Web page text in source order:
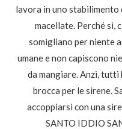
lavora in uno stabilimento
macellate. Perché sì,
somigliano per niente
umane e non capiscono
da mangiare. Anzi, tutti
brocca per le sirene.
accoppiarsi con una
SANTO IDDIO